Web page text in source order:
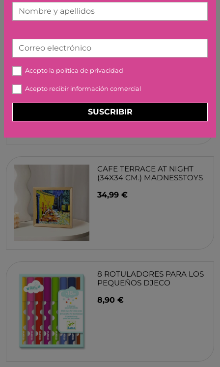
CAFE TERRACE AT NIGHT
(34X34 CM.) MADNESSTOYS
34,99 €
8 ROTULADORES PARA LOS
PEQUEÑOS DJECO
8,90 €
Nombre y apellidos
Correo electrónico
Acepto la política de privacidad
Acepto recibir información comercial
SUSCRIBIR